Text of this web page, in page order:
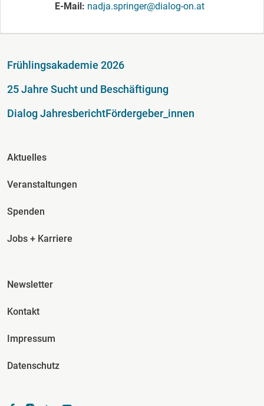
E-Mail
nadja.springer@dialog-on.at
Fußzeile
Frühlingsakademie 2026
25 Jahre Sucht und Beschäftigung
Dialog JahresberichtFördergeber_innen
Fusszeile Spalte 2
Aktuelles
Veranstaltungen
Spenden
Jobs + Karriere
Fusszeile Spalte 3
Newsletter
Kontakt
Impressum
Datenschutz